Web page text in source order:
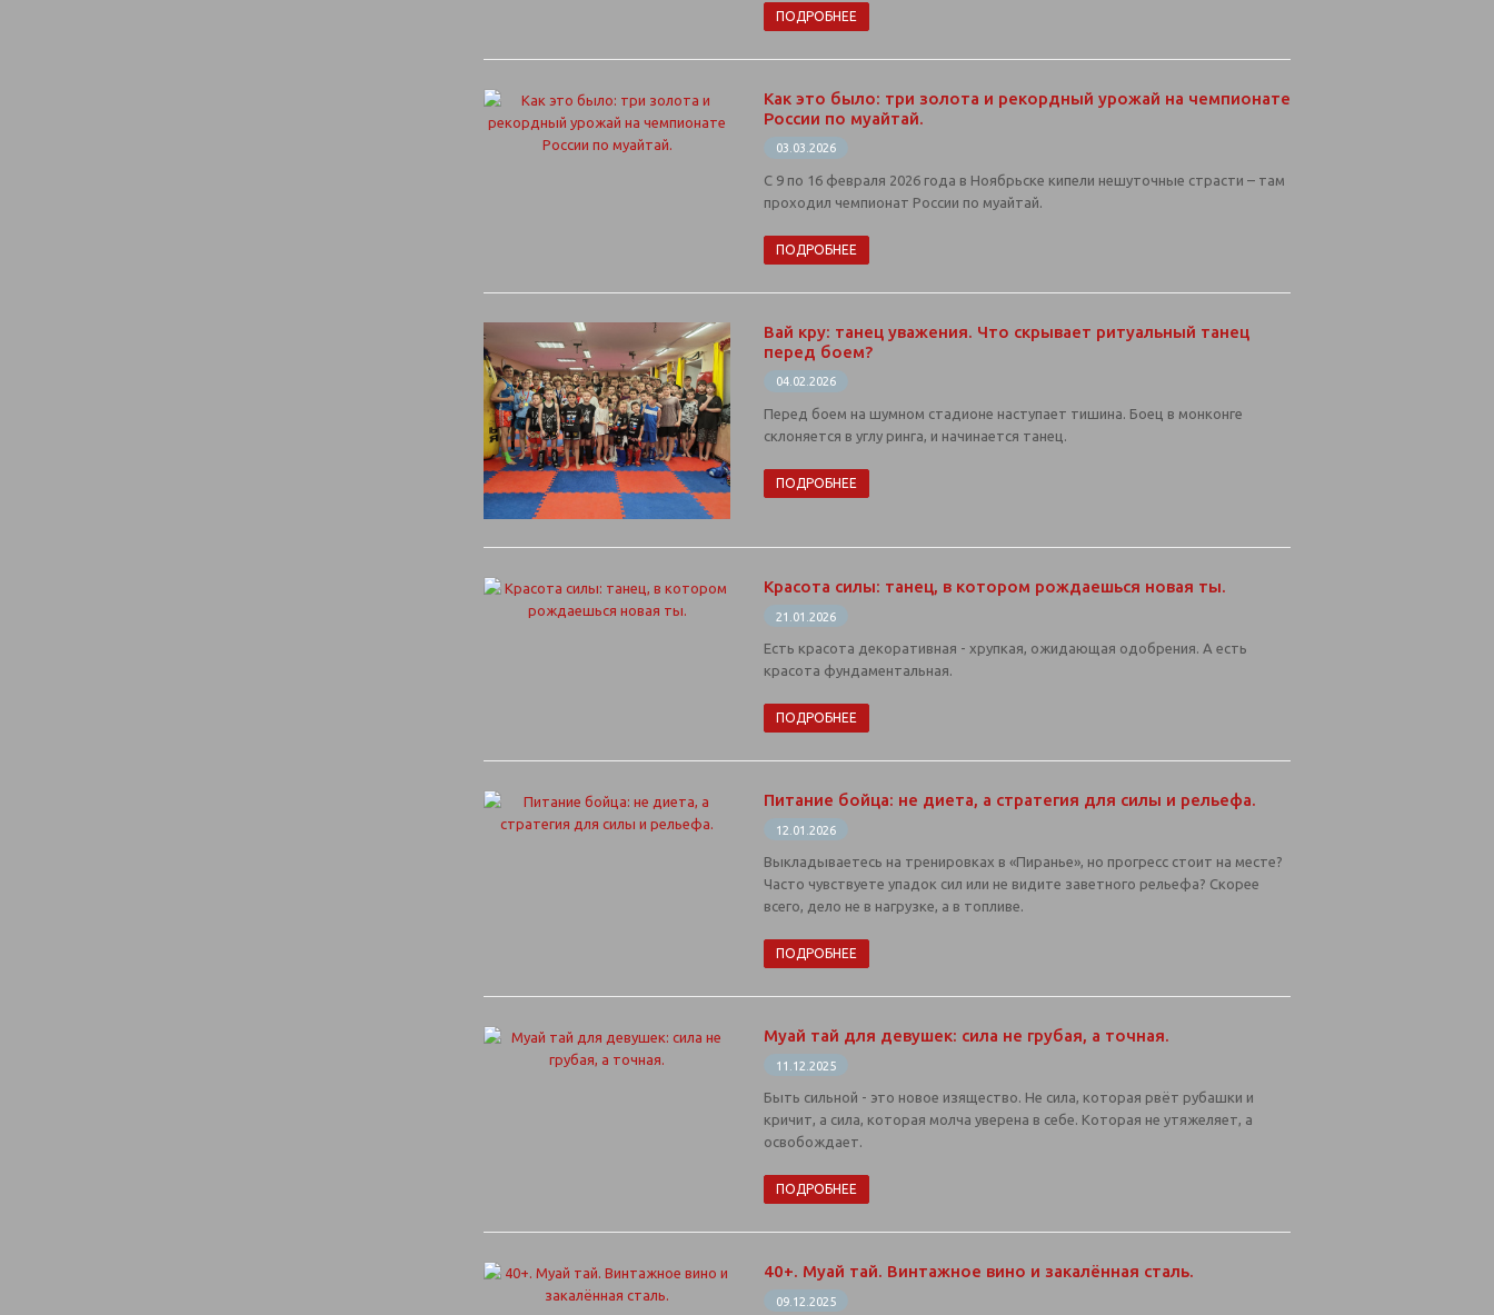
ПОДРОБНЕЕ
Как это было: три золота и рекордный урожай на чемпионате
России по муайтай.
03.03.2026
С 9 по 16 февраля 2026 года в Ноябрьске кипели нешуточные страсти – там
проходил чемпионат России по муайтай.
ПОДРОБНЕЕ
Вай кру: танец уважения. Что скрывает ритуальный танец
перед боем?
04.02.2026
Перед боем на шумном стадионе наступает тишина. Боец в монконге
склоняется в углу ринга, и начинается танец.
ПОДРОБНЕЕ
Красота силы: танец, в котором рождаешься новая ты.
21.01.2026
Есть красота декоративная - хрупкая, ожидающая одобрения. А есть
красота фундаментальная.
ПОДРОБНЕЕ
Питание бойца: не диета, а стратегия для силы и рельефа.
12.01.2026
Выкладываетесь на тренировках в «Пиранье», но прогресс стоит на месте?
Часто чувствуете упадок сил или не видите заветного рельефа? Скорее
всего, дело не в нагрузке, а в топливе.
ПОДРОБНЕЕ
Муай тай для девушек: сила не грубая, а точная.
11.12.2025
Быть сильной - это новое изящество. Не сила, которая рвёт рубашки и
кричит, а сила, которая молча уверена в себе. Которая не утяжеляет, а
освобождает.
ПОДРОБНЕЕ
40+. Муай тай. Винтажное вино и закалённая сталь.
09.12.2025